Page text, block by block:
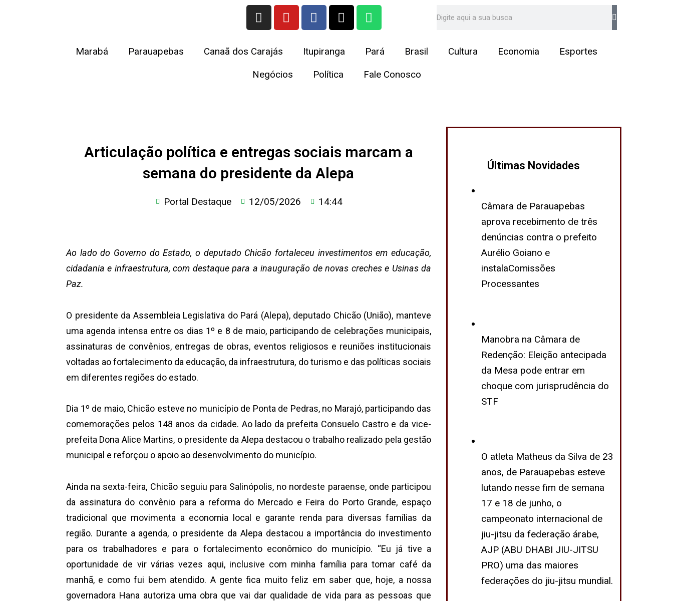
I
n
t
g
Y
o
b
F
a
e
b
o
X
-
w
t
W
h
t
a
Search
Marabá Parauapebas Canaã dos Carajás Itupiranga Pará Brasil Cultura Economia
Esportes
Negócios
Política Fale Conosco
Articulação política e entregas sociais marcam a
semana do presidente da Alepa
Portal Destaque 12/05/2026 14:44
Ao lado do Governo do Estado, o deputado Chicão fortaleceu investimentos em educação,
cidadania e infraestrutura, com destaque para a inauguração de novas creches e Usinas da
Paz.
O presidente da Assembleia Legislativa do Pará (Alepa), deputado Chicão (União), manteve
uma agenda intensa entre os dias 1º e 8 de maio, participando de celebrações municipais,
assinaturas de convênios, entregas de obras, eventos religiosos e reuniões institucionais
voltadas ao fortalecimento da educação, da infraestrutura, do turismo e das políticas sociais
em diferentes regiões do estado.
Dia 1º de maio, Chicão esteve no município de Ponta de Pedras, no Marajó, participando das
comemorações pelos 148 anos da cidade. Ao lado da prefeita Consuelo Castro e da vice-
prefeita Dona Alice Martins, o presidente da Alepa destacou o trabalho realizado pela gestão
municipal e reforçou o apoio ao desenvolvimento do município.
Ainda na sexta-feira, Chicão seguiu para Salinópolis, no nordeste paraense, onde participou
da assinatura do convênio para a reforma do Mercado e Feira do Porto Grande, espaço
tradicional que movimenta a economia local e garante renda para diversas famílias da
região. Durante a agenda, o presidente da Alepa destacou a importância do investimento
para os trabalhadores e para o fortalecimento econômico do município. “Eu já tive a
oportunidade de vir várias vezes aqui, inclusive com minha família para tomar café da
manhã, e como fui bem atendido. A gente fica muito feliz em saber que, hoje, a nossa
governadora Hana autoriza uma obra que vai dar qualidade de vida para as pessoas que
Últimas Novidades
Câmara de Parauapebas
aprova recebimento de três
denúncias contra o prefeito
Aurélio Goiano e
instalaComissões
Processantes
Manobra na Câmara de
Redenção: Eleição antecipada
da Mesa pode entrar em
choque com jurisprudência do
STF
O atleta Matheus da Silva de 23
anos, de Parauapebas esteve
lutando nesse fim de semana
17 e 18 de junho, o
campeonato internacional de
jiu-jitsu da federação árabe,
AJP (ABU DHABI JIU-JITSU
PRO) uma das maiores
federações do jiu-jitsu mundial.